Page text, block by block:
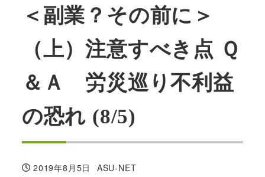
＜副業？その前に＞
（上）注意すべき点 Ｑ
＆Ａ 労災巡り不利益
の恐れ (8/5)
投稿日
2019年8月5日
著
ASU-NET